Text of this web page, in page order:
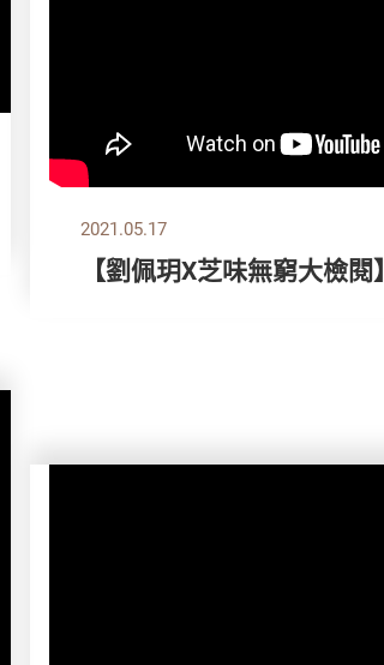
2021.05.17
【劉佩玥X芝味無窮大檢閱】